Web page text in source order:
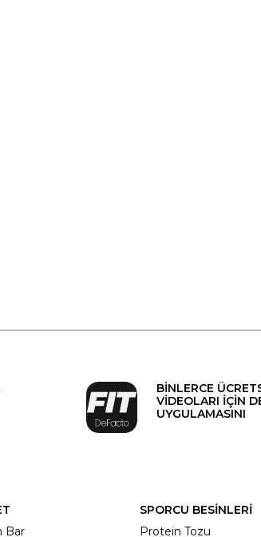
BİNLERCE
VİDEOLARI İÇİN
UYGULAMASINI
Bar
SPORCU BESİNLERİ
Protein Tozu